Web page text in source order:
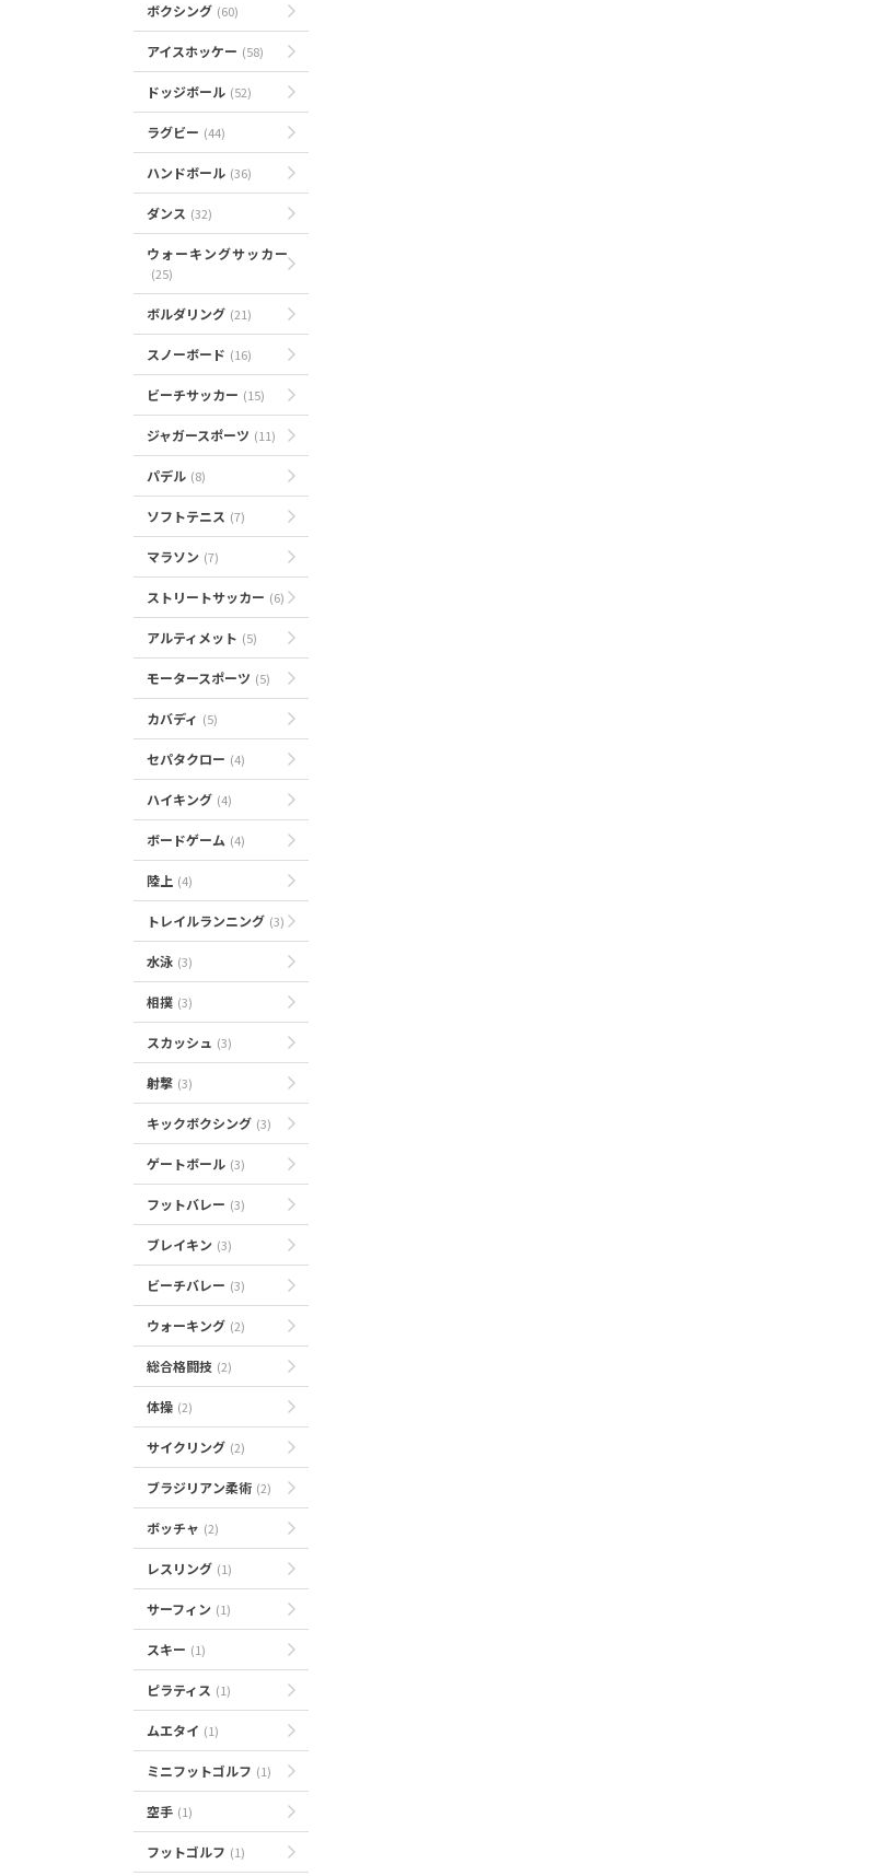
ボクシング (60)
アイスホッケー (58)
ドッジボール (52)
ラグビー (44)
ハンドボール (36)
ダンス (32)
ウォーキングサッカー
(25)
ボルダリング (21)
スノーボード (16)
ビーチサッカー (15)
ジャガースポーツ (11)
パデル (8)
ソフトテニス (7)
マラソン (7)
ストリートサッカー (6)
アルティメット (5)
モータースポーツ (5)
カバディ (5)
セパタクロー (4)
ハイキング (4)
ボードゲーム (4)
陸上 (4)
トレイルランニング (3)
水泳 (3)
相撲 (3)
スカッシュ (3)
射撃 (3)
キックボクシング (3)
ゲートボール (3)
フットバレー (3)
ブレイキン (3)
ビーチバレー (3)
ウォーキング (2)
総合格闘技 (2)
体操 (2)
サイクリング (2)
ブラジリアン柔術 (2)
ボッチャ (2)
レスリング (1)
サーフィン (1)
スキー (1)
ピラティス (1)
ムエタイ (1)
ミニフットゴルフ (1)
空手 (1)
フットゴルフ (1)